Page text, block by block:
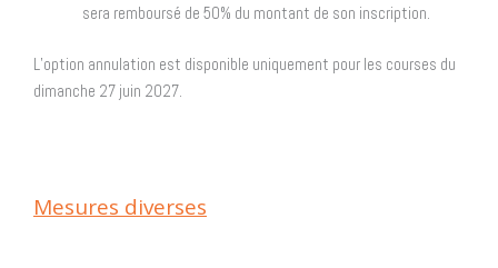
sera remboursé de 50% du montant de son inscription.
L’option annulation est disponible uniquement pour les courses du
dimanche 27 juin 2027.
Mesures diverses